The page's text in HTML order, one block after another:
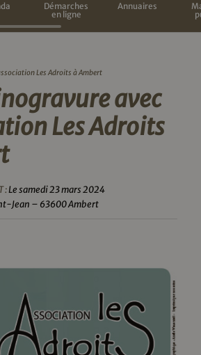
Démarches
en ligne
Annuaires
Les Adroits à Ambert
avec
Les Adroits
:Le samedi 23 mars 2024
Jean – 63600 Ambert